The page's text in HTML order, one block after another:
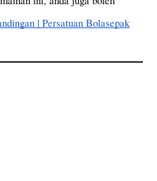
| Persatuan Bolasepak